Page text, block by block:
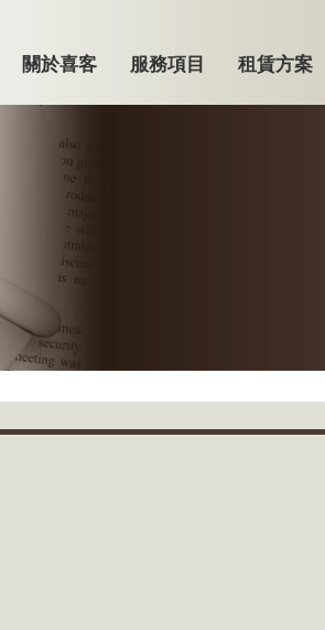
關於喜客 服務項目 租賃方案